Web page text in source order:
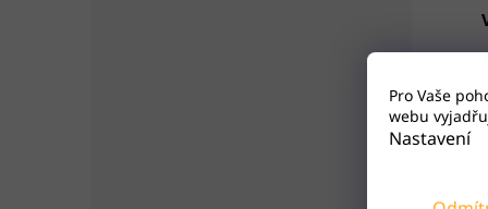
Pro Vaše
webu
Nastavení